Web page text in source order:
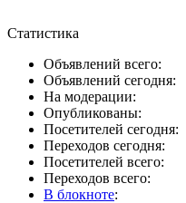
Статистика
Объявлений всего:
Объявлений сегодня:
На модерации:
Опубликованы:
Посетителей сегодня:
Переходов сегодня:
Посетителей всего:
Переходов всего:
В блокноте: